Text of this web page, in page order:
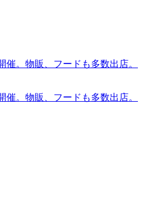
。物販、フードも多数出店。
。物販、フードも多数出店。